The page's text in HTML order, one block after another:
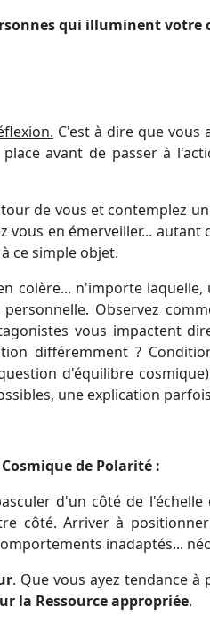
qui illuminent votre
C'est à dire que vous
avant de passer à
de vous et contemplez
en émerveiller... autant
ce simple objet.
colère... n'importe
Observez
vous impactent
différemment ?
d'équilibre
une explication
de Polarité :
d'un côté de
côté. Arriver à
inadaptés...
. Que vous ayez tendance
la Ressource appropriée.